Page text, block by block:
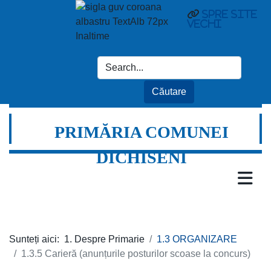
Spre site
vechi
PRIMĂRIA COMUNEI
DICHISENI
Sunteți aici: 1. Despre Primarie
1.3 ORGANIZARE
1.3.5 Carieră (anunțurile posturilor scoase la concurs)